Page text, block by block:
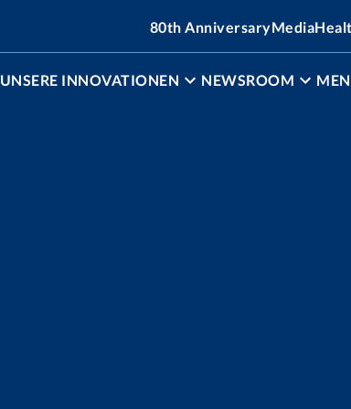
80th AnniversaryMedia
UNSERE INNOVATIONEN NEWSROOM